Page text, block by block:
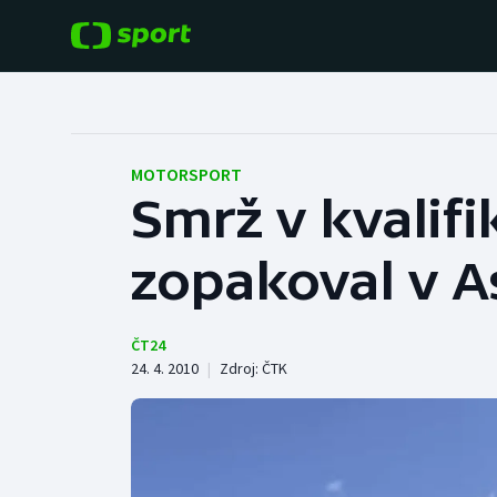
Hokej
Tenis
Cyklistika
Baseball a softbal
Basketbal
Boby a skeleton
MOTORSPORT
Smrž v
zopakoval v
ČT24
24. 4. 2010 | Zdroj: ČTK